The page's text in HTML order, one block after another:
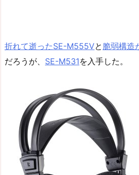
折れて逝ったSE-M555Vと 脆弱構造
だろうが、 SE-M531を入手した。